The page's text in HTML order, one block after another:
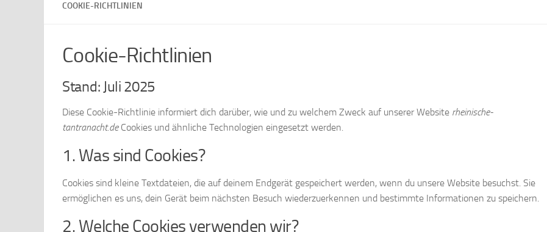
COOKIE-RICHTLINIEN
Cookie-Richtlinien
Stand: Juli 2025
Diese Cookie-Richtlinie informiert dich darüber, wie und zu welchem Zweck auf unserer Website rheinische-
tantranacht.deCookies und ähnliche Technologien eingesetzt werden.
1. Was sind Cookies?
Cookies sind kleine Textdateien, die auf deinem Endgerät gespeichert werden, wenn du unsere Website besuchst. Sie
ermöglichen es uns, dein Gerät beim nächsten Besuch wiederzuerkennen und bestimmte Informationen zu speichern.
2. Welche Cookies verwenden wir?